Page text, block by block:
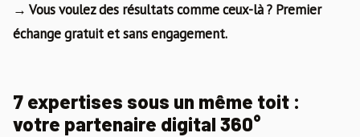
→ Vous voulez des résultats comme ceux-là ? Premier
échange gratuit et sans engagement.
7 expertises sous un même toit :
votre partenaire digital 360°